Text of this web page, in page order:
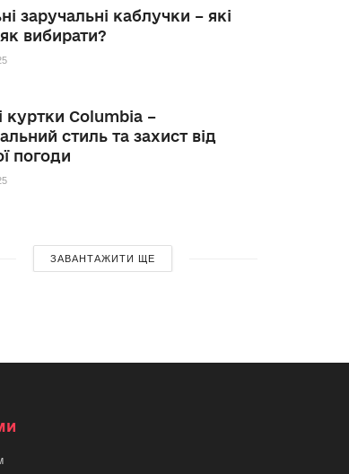
заручальні каблучки – які
вибирати?
куртки Columbia –
стиль та захист від
погоди
ЗАВАНТАЖИТИ ЩЕ